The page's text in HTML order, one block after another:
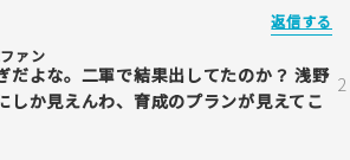
返信する
ァン
だよな。二軍で結果出してたのか？ 浅野
しか見えんわ、育成のプランが見えてこ